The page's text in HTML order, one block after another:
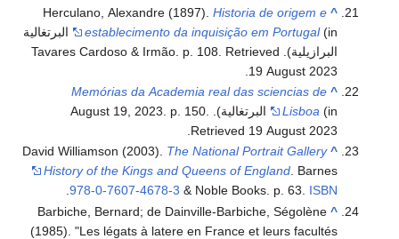
^
Herculano, Alexandre (1897).Historia de origem e
establecimento da inquisição em Portugal
(in البرتغالية
البرازيلية). Tavares Cardoso & Irmão. p. 108 . Retrieved
19 August 2023
^
Memórias da Academia real das sciencias de
Lisboa (in البرتغالية). August 19, 2023. p. 150
Retrieved 19 August 2023
^
David Williamson (2003). The National Portrait Gallery
History of the Kings and Queens of England. Barnes
& Noble Books. p. 63. ISBN
978-0-7607-4678-3
.
^
Barbiche, Bernard; de Dainville-Barbiche, Ségolène
(1985). "Les légats à latere en France et leurs facultés